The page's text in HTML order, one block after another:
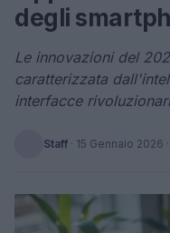
degli
Le innovazioni del
caratterizzata
interfacce
Staff · 15 Gennaio 2026